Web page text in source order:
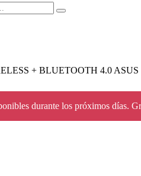
+ BLUETOOTH 4.0
durante los próximos días.